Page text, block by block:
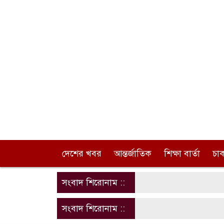
দেশের খবর আন্তর্জাতিক শিক্ষা বার্তা
সংবাদ শিরোনাম ::
সংবাদ শিরোনাম ::